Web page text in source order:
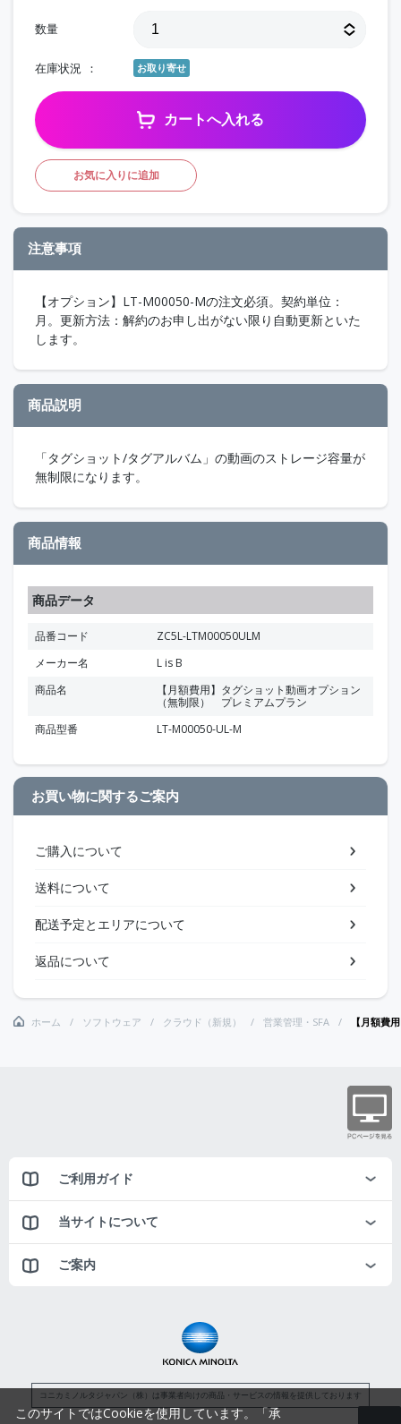
数量
在庫状況 お取り寄せ
カートへ入れる
お気に入りに追加
注意事項
【オプション】LT-M00050-Mの注文必須。契約単位：
月。更新方法：解約のお申し出がない限り自動更新といた
します。
商品説明
「タグショット/タグアルバム」の動画のストレージ容量が
無制限になります。
商品情報
商品データ
品番コード
ZC5L-LTM00050ULM
メーカー名
L is B
商品名
【月額費用】タグショット動画オプション
（無制限） プレミアムプラン
商品型番
LT-M00050-UL-M
お買い物に関するご案内
ご購入について
送料について
配送予定とエリアについて
返品について
ホーム ソフトウェア クラウド（新規） 営業管理・SFA 【月額費
ご利用ガイド
当サイトについて
ご案内
コニカミノルタジャパン（株）は事業者向けの商品・サービスの情報を提供しております
このサイトではCookieを使用しています。「承